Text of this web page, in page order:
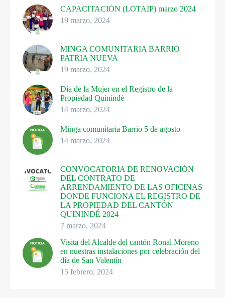
CAPACITACIÓN (LOTAIP) marzo 2024
19 marzo, 2024
MINGA COMUNITARIA BARRIO
PATRIA NUEVA
19 marzo, 2024
Día de la Mujer en el Registro de la
Propiedad Quinindé
14 marzo, 2024
Minga comunitaria Barrio 5 de agosto
14 marzo, 2024
CONVOCATORIA DE RENOVACIÓN
DEL CONTRATO DE
ARRENDAMIENTO DE LAS OFICINAS
DONDE FUNCIONA EL REGISTRO DE
LA PROPIEDAD DEL CANTÓN
QUININDÉ 2024
7 marzo, 2024
Visita del Alcalde del cantón Ronal Moreno
en nuestras instalaciones por celebración del
día de San Valentín
15 febrero, 2024